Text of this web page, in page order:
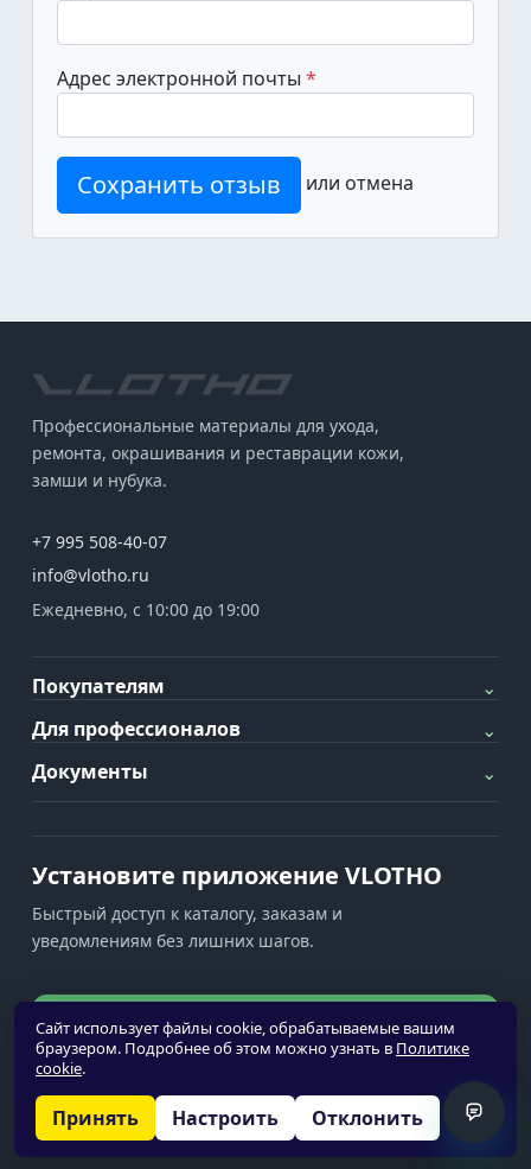
Сайт использует файлы cookie, обрабатываемые вашим
браузером. Подробнее об этом можно узнать в Политике
cookie.
Принять Настроить Отклонить
Адрес электронной почты
Сохранить отзыв или отмена
Профессиональные материалы для ухода,
ремонта, окрашивания и реставрации кожи,
замши и нубука.
+7 995 508-40-07
info@vlotho.ru
Ежедневно, с 10:00 до 19:00
Покупателям
⌄
Для профессионалов
⌄
Документы
⌄
Установите приложение VLOTHO
Быстрый доступ к каталогу, заказам и
уведомлениям без лишних шагов.
Установить приложение